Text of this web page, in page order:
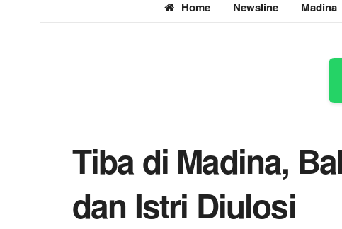
Home Newsline Madina
Tiba di Madina,
dan Istri Diulosi